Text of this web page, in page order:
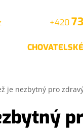
+420
je nezbytný pro